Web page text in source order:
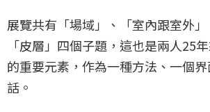
展覽共有「場域」、「室內跟室外
「皮層」四個子題，這也是兩人25
的重要元素，作為一種方法、一個
話。